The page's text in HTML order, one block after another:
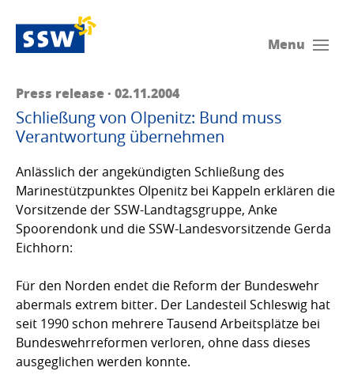
Menu
Press release · 02.11.2004
Schließung von Olpenitz: Bund muss
Verantwortung übernehmen
Anlässlich der angekündigten Schließung des
Marinestützpunktes Olpenitz bei Kappeln erklären die
Vorsitzende der SSW-Landtagsgruppe, Anke
Spoorendonk und die SSW-Landesvorsitzende Gerda
Eichhorn:
Für den Norden endet die Reform der Bundeswehr
abermals extrem bitter. Der Landesteil Schleswig hat
seit 1990 schon mehrere Tausend Arbeitsplätze bei
Bundeswehrreformen verloren, ohne dass dieses
ausgeglichen werden konnte.